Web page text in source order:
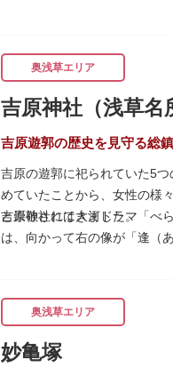
奥浅草エリア
吉原神社（浅草名
吉原遊郭の歴史を見守る総
吉原の遊郭に祀られていた5
めていたことから、女性の様
と崇敬されてきました。
春になると逢初桜（あいぞ
吉原弁財天は浅草名所七福神
吉原神社には大河ドラマ「べ
は、向かって右の像が「逢（
奥浅草エリア
妙亀塚